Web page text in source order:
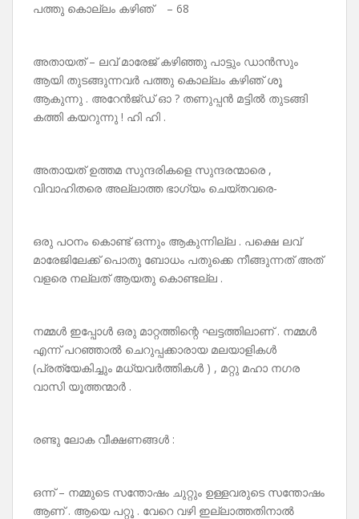
പത്തു കൊല്ലം കഴിഞ് – 68
അതായത് – ലവ് മാരേജ് കഴിഞ്ഞു പാട്ടും ഡാൻസും
ആയി തുടങ്ങുന്നവർ പത്തു കൊല്ലം കഴിഞ് ശൂ
ആകുന്നു . അറേൻജ്‌ഡ്‌ ഓ ? തണുപ്പൻ മട്ടിൽ തുടങ്ങി
കത്തി കയറുന്നു ! ഹി ഹി .
അതായത് ഉത്തമ സുന്ദരികളെ സുന്ദരന്മാരെ ,
വിവാഹിതരെ അല്ലാത്ത ഭാഗ്യം ചെയ്തവരെ-
ഒരു പഠനം കൊണ്ട് ഒന്നും ആകുന്നില്ല . പക്ഷെ ലവ്
മാരേജിലേക്ക് പൊതു ബോധം പതുക്കെ നീങ്ങുന്നത് അത്
വളരെ നല്ലത് ആയതു കൊണ്ടല്ല .
നമ്മൾ ഇപ്പോൾ ഒരു മാറ്റത്തിന്റെ ഘട്ടത്തിലാണ് . നമ്മൾ
എന്ന് പറഞ്ഞാൽ ചെറുപ്പക്കാരായ മലയാളികൾ
(പ്രത്യേകിച്ചും മധ്യവർത്തികൾ ) , മറ്റു മഹാ നഗര
വാസി യൂത്തന്മാർ .
രണ്ടു ലോക വീക്ഷണങ്ങൾ :
ഒന്ന് – നമ്മുടെ സന്തോഷം ചുറ്റും ഉള്ളവരുടെ സന്തോഷം
ആണ് . ആയെ പറ്റൂ . വേറെ വഴി ഇല്ലാത്തതിനാൽ